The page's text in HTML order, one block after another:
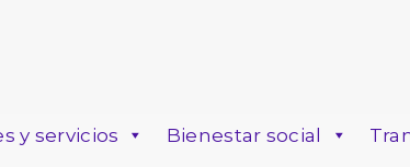
y servicios Bienestar social